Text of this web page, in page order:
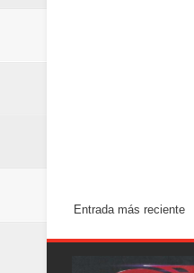
Entrada más reciente